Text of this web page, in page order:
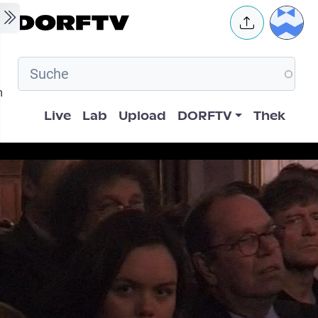
Skip to main content User
Hauptnavigation
Live Lab Upload DORFTV Thek